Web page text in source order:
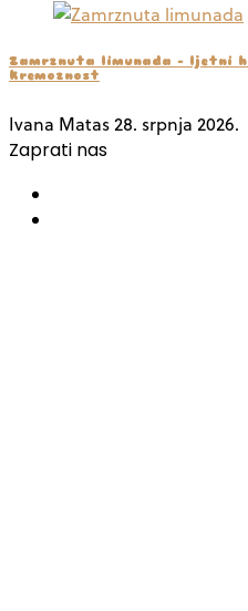
Zamrznuta limunada – ljetni
kremoznost
Ivana Matas28. srpnja 2026.
Zaprati nas